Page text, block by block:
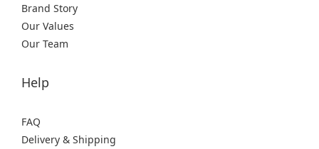
Brand Story
Our Values
Our Team
Help
FAQ
Delivery & Shipping